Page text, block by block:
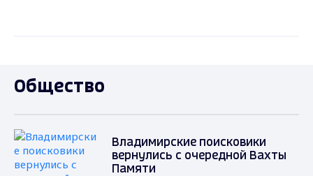
Общество
Владимирские поисковики
вернулись с очередной Вахты
Памяти